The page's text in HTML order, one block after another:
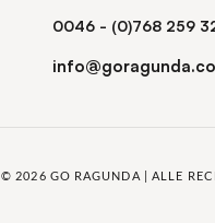
0046 - (0)768 259
© 2026 GO RAGUNDA | ALLE